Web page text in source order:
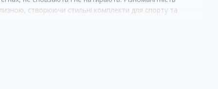
створюючи стильні комплекти для спорту та